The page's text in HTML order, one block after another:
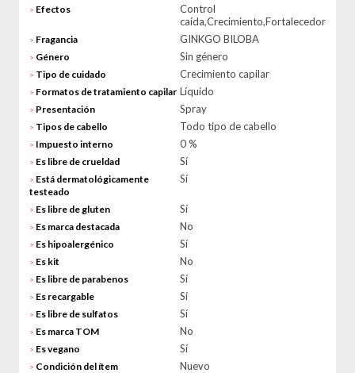
> Efectos
Control
caída,Crecimiento,Fortalecedor
> Fragancia GINKGO BILOBA
> Género Sin género
> Tipo de cuidado Crecimiento capilar
> Formatos de tratamiento capilar Líquido
> Presentación Spray
> Tipos de cabello Todo tipo de cabello
> Impuesto interno 0 %
> Es libre de crueldad Sí
> Está dermatológicamente
testeado
Sí
> Es libre de gluten Sí
> Es marca destacada No
> Es hipoalergénico Sí
> Es kit No
> Es libre de parabenos Sí
> Es recargable Sí
> Es libre de sulfatos Sí
> Es marca TOM No
> Es vegano Sí
> Condición del ítem Nuevo